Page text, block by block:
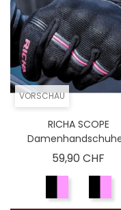
VORSCHAU
RICHA SCOPE
59,90 CHF